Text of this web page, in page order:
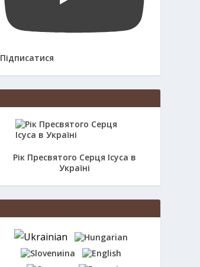
Підписатися
Рік Пресвятого Серця Ісуса в
Україні